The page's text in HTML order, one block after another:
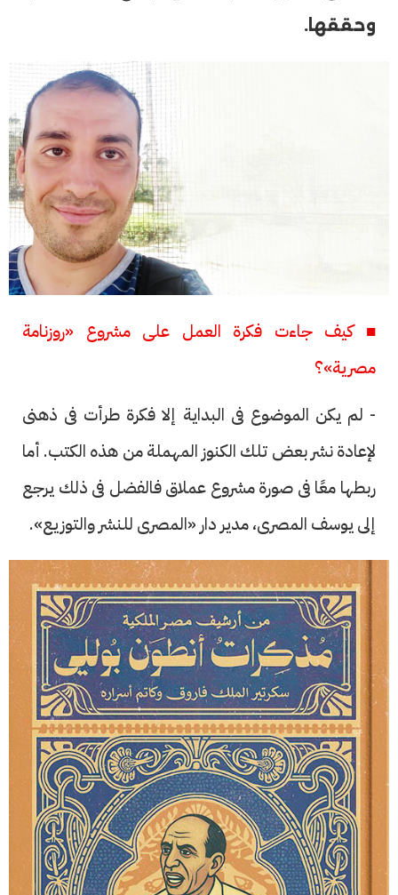
وحققها.
■ كيف جاءت فكرة العمل على مشروع «روزنامة
مصرية»؟
- لم يكن الموضوع فى البداية إلا فكرة طرأت فى ذهنى
لإعادة نشر بعض تلك الكنوز المهملة من هذه الكتب. أما
ربطها معًا فى صورة مشروع عملاق فالفضل فى ذلك يرجع
إلى يوسف المصرى، مدير دار «المصرى للنشر والتوزيع».